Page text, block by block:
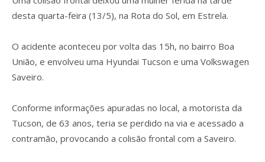
desta quarta-feira (13/5), na Rota do Sol, em Estrela.
O acidente aconteceu por volta das 15h, no bairro Boa
União, e envolveu uma Hyundai Tucson e uma Volkswagen
Saveiro.
Conforme informações apuradas no local, a motorista da
Tucson, de 63 anos, teria se perdido na via e acessado a
contramão, provocando a colisão frontal com a Saveiro.